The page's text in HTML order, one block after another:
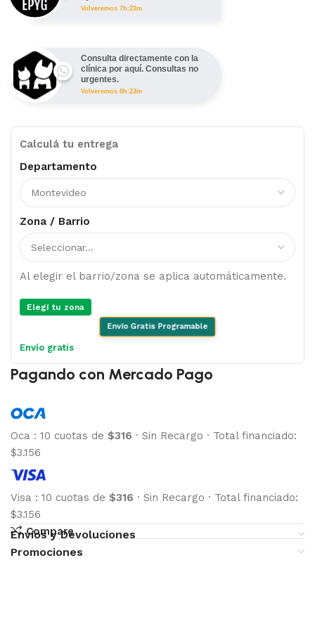
Volveremos 7h:23m
Consulta directamente con la
clínica por aquí. Consultas no
urgentes.
Volveremos 8h:23m
Calculá tu entrega
Departamento
Zona / Barrio
Al elegir el barrio/zona se aplica automáticamente.
Elegí tu zona
Envío Gratis Programable
Envío gratis
Pagando con Mercado Pago
Oca : 10 cuotas de $316 · Sin Recargo · Total financiado:
$3.156
Visa : 10 cuotas de $316 · Sin Recargo · Total financiado:
$3.156
Compare
Envíos y Devoluciones
Promociones